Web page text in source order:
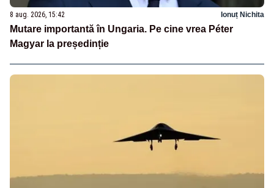
8 aug. 2026, 15:42 Ionuț Nichita
Mutare importantă în Ungaria. Pe cine vrea Péter
Magyar la președinție